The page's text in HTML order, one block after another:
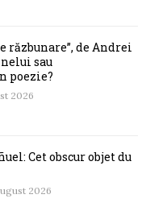
răzbunare”, de Andrei
sau
poezie?
2026
Cet obscur objet du
2026